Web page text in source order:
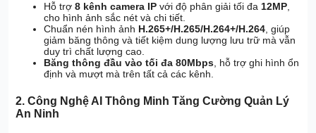
Hỗ trợ8 kênh camera IP với độ phân giải tối đa12MP,
cho hình ảnh sắc nét và chi tiết.
Chuẩn nén hình ảnh H.265+/H.265/H.264+/H.264, giúp
giảm băng thông và tiết kiệm dung lượng lưu trữ mà vẫn
duy trì chất lượng cao.
Băng thông đầu vào tối đa 80Mbps, hỗ trợ ghi hình ổn
định và mượt mà trên tất cả các kênh.
2.Công Nghệ AI Thông Minh Tăng Cường Quản Lý
An Ninh